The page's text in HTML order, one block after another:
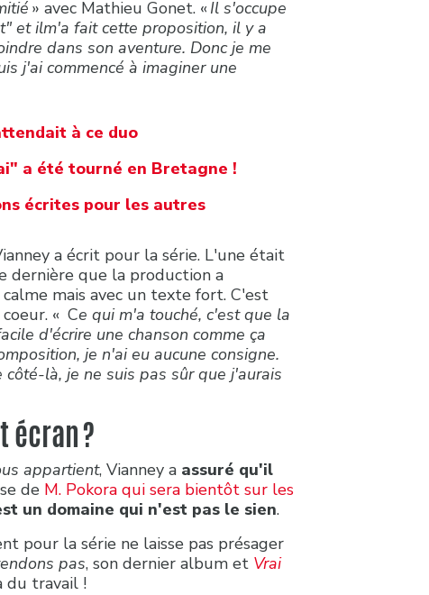
» avec Mathieu Gonet. « Il s'occupe
et ilm'a fait cette proposition, il y a
dans son aventure. Donc je me
j'ai commencé à imaginer une
à ce duo
a été tourné en Bretagne !
écrites pour les autres
a écrit pour la série. L'une était
dernière que la production a
mais avec un texte fort. C'est
« Ce qui m'a touché, c'est que la
d'écrire une chanson comme ça
je n'ai eu aucune consigne.
là, je ne suis pas sûr que j'aurais
écran ?
appartient, Vianney a assuré qu'il
de M. Pokora qui sera bientôt sur les
un domaine qui n'est pas le sien.
pour la série ne laisse pas présager
pas, son dernier album et Vrai
du travail !